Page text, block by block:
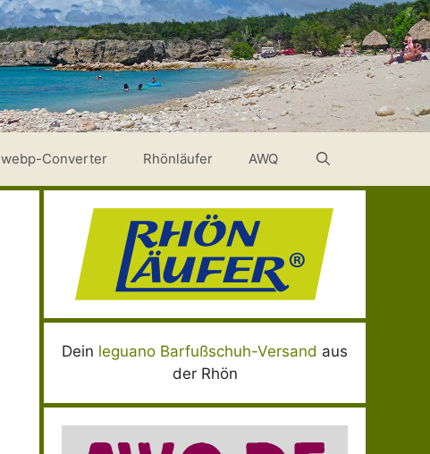
webp-Converter Rhönläufer AWQ
Dein leguano Barfußschuh-Versand aus
der Rhön